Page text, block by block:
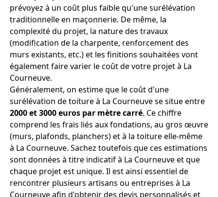
prévoyez à un coût plus faible qu'une surélévation
traditionnelle en maçonnerie. De même, la
complexité du projet, la nature des travaux
(modification de la charpente, renforcement des
murs existants, etc.) et les finitions souhaitées vont
également faire varier le coût de votre projet à La
Courneuve.
Généralement, on estime que le coût d'une
surélévation de toiture à La Courneuve se situe entre
2000 et 3000 euros par mètre carré. Ce chiffre
comprend les frais liés aux fondations, au gros œuvre
(murs, plafonds, planchers) et à la toiture elle-même
à La Courneuve. Sachez toutefois que ces estimations
sont données à titre indicatif à La Courneuve et que
chaque projet est unique. Il est ainsi essentiel de
rencontrer plusieurs artisans ou entreprises à La
Courneuve afin d'obtenir des devis personnalisés et